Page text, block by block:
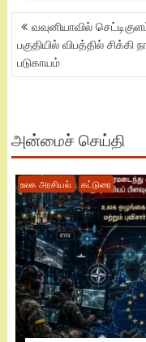
POST
NAVIGATION
வவுனியாவில்
பகுதியில் விபத்தில் சிக்கி
படுகாயம்
அன்மைச் செய்தி
உலக அரசியல். கட்டுரை